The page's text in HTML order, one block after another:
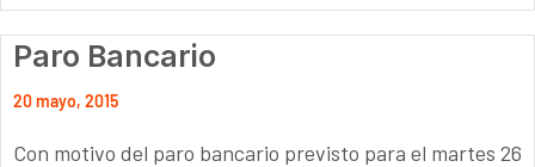
Paro Bancario
20 mayo, 2015
Con motivo del paro bancario previsto para el martes 26